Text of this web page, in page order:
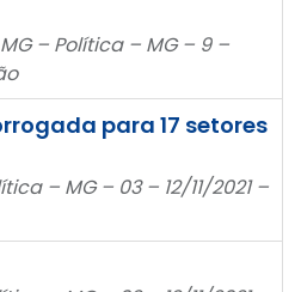
– Política – MG – 9 –
para 17 setores
– MG – 03 – 12/11/2021 –